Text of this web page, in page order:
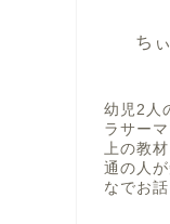
ち
幼児2人
ラサー
上の教
通の人
なでお